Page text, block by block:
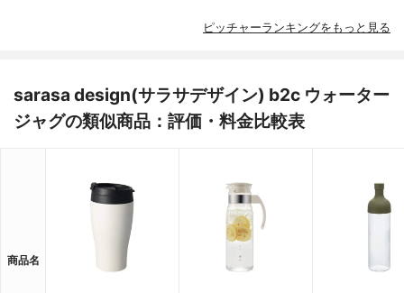
ピッチャーランキングをもっと見る
sarasa design(サラサデザイン) b2c ウォーター
ジャグの類似商品：評価・料金比較表
商品名